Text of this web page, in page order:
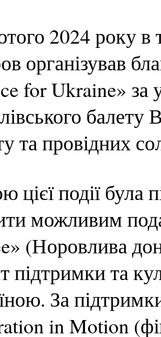
2024 року в
організував
for Ukraine» за
балету
та провідних
цієї події була
можливим
(Норовлива
підтримки та
За
in Motion